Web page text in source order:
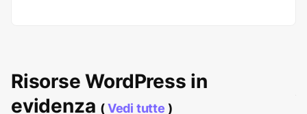
Risorse WordPress in
evidenza (Vedi tutte )